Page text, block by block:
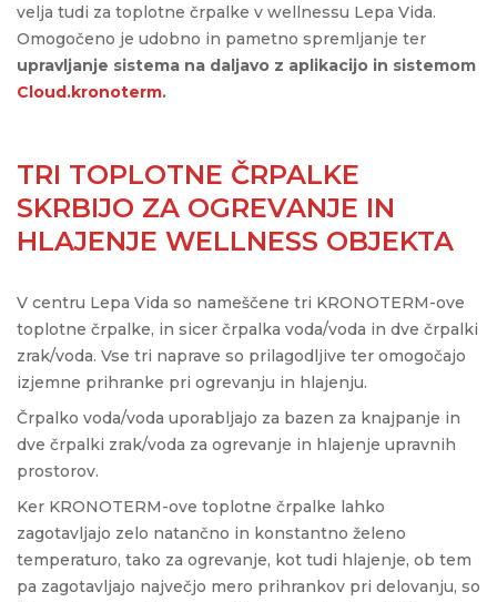
velja tudi za toplotne črpalke v wellnessu Lepa Vida.
Omogočeno je udobno in pametno spremljanje ter
upravljanje sistema na daljavo z aplikacijo in sistemom
Cloud.kronoterm.
TRI TOPLOTNE ČRPALKE
SKRBIJO ZA OGREVANJE IN
HLAJENJE WELLNESS OBJEKTA
V centru Lepa Vida so nameščene tri KRONOTERM-ove
toplotne črpalke, in sicer črpalka voda/voda in dve črpalki
zrak/voda. Vse tri naprave so prilagodljive ter omogočajo
izjemne prihranke pri ogrevanju in hlajenju.
Črpalko voda/voda uporabljajo za bazen za knajpanje in
dve črpalki zrak/voda za ogrevanje in hlajenje upravnih
prostorov.
Ker KRONOTERM-ove toplotne črpalke lahko
zagotavljajo zelo natančno in konstantno želeno
temperaturo, tako za ogrevanje, kot tudi hlajenje, ob tem
pa zagotavljajo največjo mero prihrankov pri delovanju, so